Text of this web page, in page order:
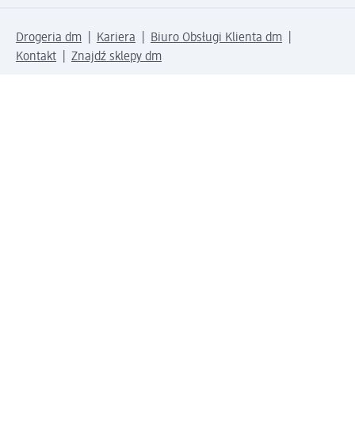
Drogeria dm Kariera
Biuro Obsługi Klienta dm
Kontakt
Znajdź sklepy dm